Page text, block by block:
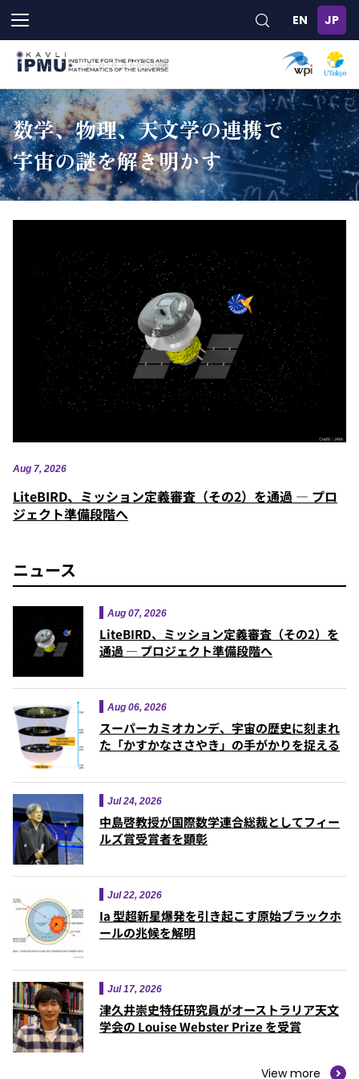
メ
イ
ン
テ
ン
ツ
に
移
動
数学、物理、天文学の連携で
宇宙の謎を解き明かす
Aug 7, 2026
LiteBIRD、ミッション定義審査（その2）を通過 — プロ
ジェクト準備段階へ
ニュース
Aug 07, 2026
LiteBIRD、ミッション定義審査（その2）を
通過 — プロジェクト準備段階へ
Aug 06, 2026
スーパーカミオカンデ、宇宙の歴史に刻まれ
た「かすかなささやき」の手がかりを捉える
Jul 24, 2026
中島啓教授が国際数学連合総裁としてフィー
ルズ賞受賞者を顕彰
Jul 22, 2026
Ia 型超新星爆発を引き起こす原始ブラックホ
ールの兆候を解明
Jul 17, 2026
津久井崇史特任研究員がオーストラリア天文
学会の Louise Webster Prize を受賞
View more